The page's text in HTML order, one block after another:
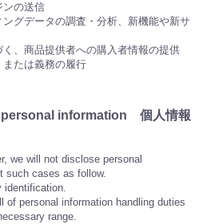
ンの送信
グデータの調査・分析、新機能や新サ
く、商品提供者への購入者情報の提供
たは義務の履行
information 個人情報
we will not disclose personal
such cases as follow.
identification.
of personal information handling duties
range.